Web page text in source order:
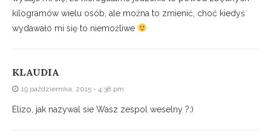
kilogramów wielu osób, ale można to zmienić, choć kiedyś
wydawało mi się to niemożliwe
KLAUDIA
19 października, 2015 - 4:38 pm
Elizo, jak nazywal sie Wasz zespol weselny ?:)